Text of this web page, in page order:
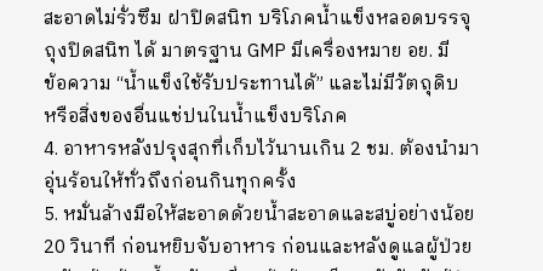
สะอาดไม่รั่วซึม ฝาปิดสนิท บริโภคน้ำแข็งหลอดบรรจุ
ถุงปิดสนิท ได้ มาตรฐาน GMP มีเครื่องหมาย อย. มี
ข้อความ “น้ำแข็งใช้รับประทานได้” และไม่มีวัตถุดิบ
หรือสิ่งของอื่นแช่ปนในน้ำแข็งบริโภค
4. อาหารหลังปรุงสุกที่เก็บไว้นานเกิน 2 ชม. ต้องนำมา
อุ่นร้อนให้ทั่วถึงก่อนกินทุกครั้ง
5. หมั่นล้างมือให้สะอาดด้วยน้ำสะอาดและสบู่อย่างน้อย
20 วินาที ก่อนหยิบจับอาหาร ก่อนและหลังดูแลผู้ป่วย